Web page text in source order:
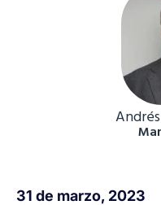
31 de marzo, 2023